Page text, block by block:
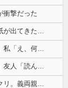
衝撃だった